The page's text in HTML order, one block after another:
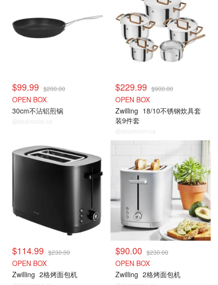
$99.99 $200.00
OPEN BOX
30cm不沾铝煎锅
@dealmoon.ca
$229.99 $900.00
OPEN BOX
Zwilling 18/10不锈钢炊具套
装9件套
@dealmoon.ca
$114.99 $230.00
OPEN BOX
Zwilling 2格烤面包机
$90.00 $230.00
OPEN BOX
Zwilling 2格烤面包机